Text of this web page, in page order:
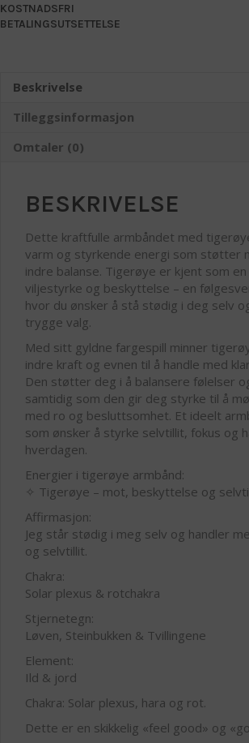
KOSTNADSFRI
BETALINGSUTSETTELSE
Beskrivelse
Tilleggsinformasjon
Omtaler (0)
BESKRIVELSE
Dette kraftfulle armbåndet med
varm og styrkende energi som støtter
indre balanse. Tigerøye er kjent som
viljestyrke og beskyttelse – en
hvor du ønsker å stå stødig i deg selv
trygge valg.
Med sitt gyldne fargespill minner
indre kraft og evnen til å handle med
Den støtter deg i å balansere følelser
samtidig som den gir deg styrke til å
med ro og besluttsomhet. Et ideelt
som ønsker å styrke selvtillit, fokus og
hverdagen.
Energier i tigerøye armbånd:
✧ Tigerøye – mot, beskyttelse og
Affirmasjon:
Jeg står stødig i meg selv og handler
og selvtillit.
Chakra:
Solar plexus & rotchakra
Stjernetegn:
Løven, Steinbukken & Tvillingene
Element:
Ild & jord
Chakra: Solar plexus, hara og rot.
Dette er en skikkelig «feel good» og